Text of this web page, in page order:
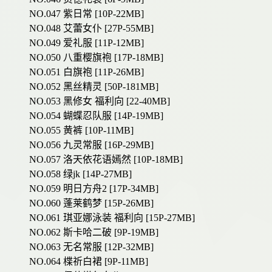
NO.047 紫日常 [10P-22MB]
NO.048 艾蕾女仆 [27P-55MB]
NO.049 爱礼服 [11P-12MB]
NO.050 八重樱旗袍 [17P-18MB]
NO.051 白旗袍 [11P-26MB]
NO.052 黑丝精灵 [50P-181MB]
NO.053 黑修女 福利向 [22-40MB]
NO.054 蝴蝶忍队服 [14P-19MB]
NO.055 黄裤 [10P-11MB]
NO.056 九灵常服 [16P-29MB]
NO.057 洛天依花语嫣然 [10P-18MB]
NO.058 绿jk [14P-27MB]
NO.059 明日方舟2 [17P-34MB]
NO.060 蓬莱鹤梦 [15P-26MB]
NO.061 琪亚娜泳装 福利向 [15P-27MB]
NO.062 斯卡哈二破 [9P-19MB]
NO.063 无名常服 [12P-32MB]
NO.064 楪祈白裙 [9P-11MB]